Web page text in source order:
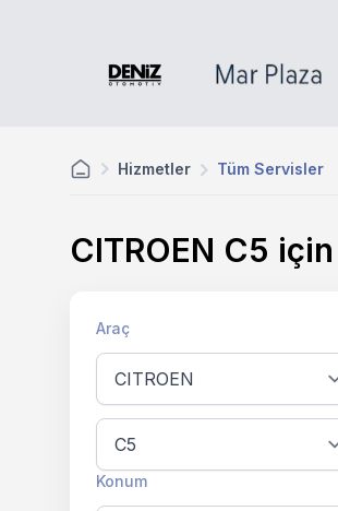
Hizmetler Tüm Servisler
CITROEN C5 için
Araç
Konum